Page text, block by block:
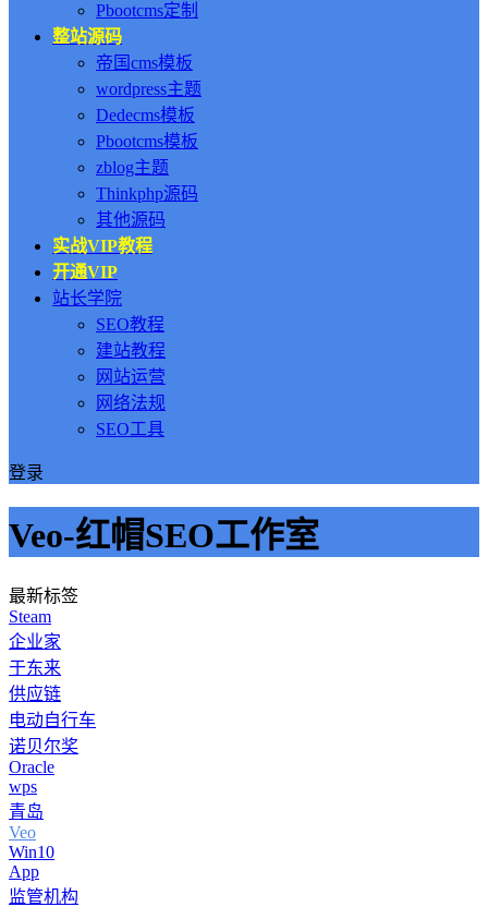
Pbootcms定制
整站源码
帝国cms模板
wordpress主题
Dedecms模板
Pbootcms模板
zblog主题
Thinkphp源码
其他源码
实战VIP教程
开通VIP
站长学院
SEO教程
建站教程
网站运营
网络法规
SEO工具
登录
Veo-红帽SEO工作室
最新标签
Steam
企业家
于东来
供应链
电动自行车
诺贝尔奖
Oracle
wps
青岛
Veo
Win10
App
监管机构